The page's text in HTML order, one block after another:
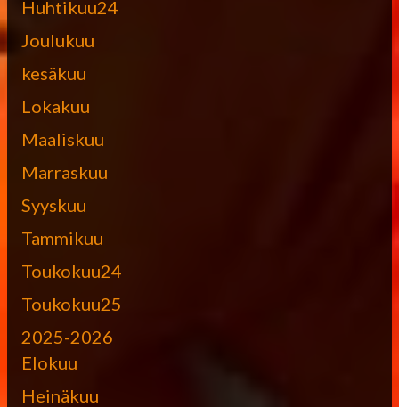
Huhtikuu24
Joulukuu
kesäkuu
Lokakuu
Maaliskuu
Marraskuu
Syyskuu
Tammikuu
Toukokuu24
Toukokuu25
2025-2026
Elokuu
Heinäkuu